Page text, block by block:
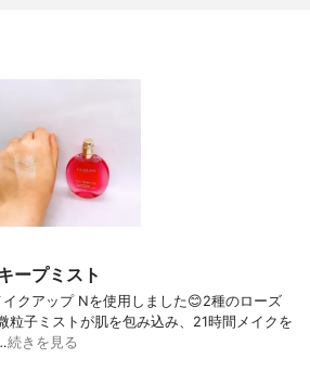
ープミスト
クアップ Nを使用しました😊2種のローズ
粒子ミストが肌を包み込み、21時間メイクを
続きを見る